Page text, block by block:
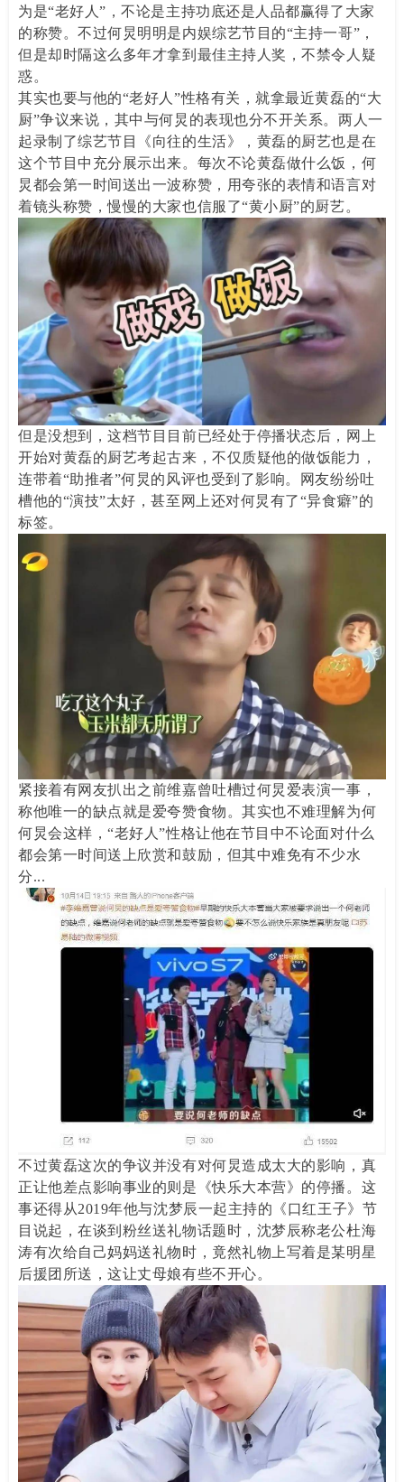
为是“老好人”，不论是主持功底还是人品都赢得了大家
的称赞。不过何炅明明是内娱综艺节目的“主持一哥”，
但是却时隔这么多年才拿到最佳主持人奖，不禁令人疑
惑。
其实也要与他的“老好人”性格有关，就拿最近黄磊的“大
厨”争议来说，其中与何炅的表现也分不开关系。两人一
起录制了综艺节目《向往的生活》，黄磊的厨艺也是在
这个节目中充分展示出来。每次不论黄磊做什么饭，何
炅都会第一时间送出一波称赞，用夸张的表情和语言对
着镜头称赞，慢慢的大家也信服了“黄小厨”的厨艺。
但是没想到，这档节目目前已经处于停播状态后，网上
开始对黄磊的厨艺考起古来，不仅质疑他的做饭能力，
连带着“助推者”何炅的风评也受到了影响。网友纷纷吐
槽他的“演技”太好，甚至网上还对何炅有了“异食癖”的
标签。
紧接着有网友扒出之前维嘉曾吐槽过何炅爱表演一事，
称他唯一的缺点就是爱夸赞食物。其实也不难理解为何
何炅会这样，“老好人”性格让他在节目中不论面对什么
都会第一时间送上欣赏和鼓励，但其中难免有不少水
分...
不过黄磊这次的争议并没有对何炅造成太大的影响，真
正让他差点影响事业的则是《快乐大本营》的停播。这
事还得从2019年他与沈梦辰一起主持的《口红王子》节
目说起，在谈到粉丝送礼物话题时，沈梦辰称老公杜海
涛有次给自己妈妈送礼物时，竟然礼物上写着是某明星
后援团所送，这让丈母娘有些不开心。